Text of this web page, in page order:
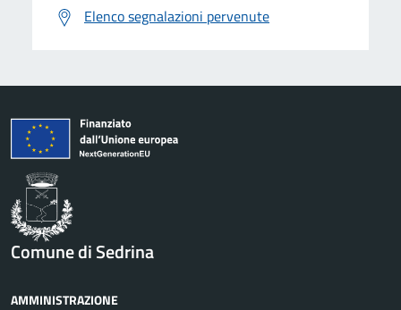
Elenco segnalazioni pervenute
Comune di Sedrina
AMMINISTRAZIONE